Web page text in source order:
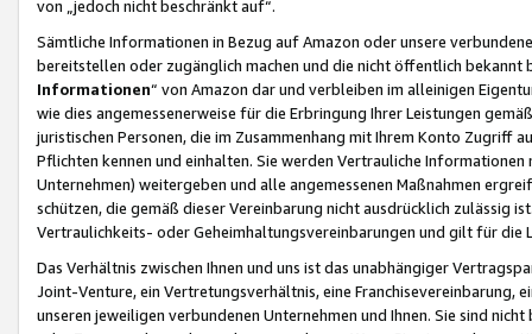
von „jedoch nicht beschränkt auf“.
Sämtliche Informationen in Bezug auf Amazon oder unsere
bereitstellen oder zugänglich machen und die nicht öffentlich
Informationen“ von Amazon dar und verbleiben im alleinigen
wie dies angemessenerweise für die Erbringung Ihrer Leistungen
juristischen Personen, die im Zusammenhang mit Ihrem Konto
Pflichten kennen und einhalten. Sie werden Vertrauliche
Unternehmen) weitergeben und alle angemessenen Maßnahmen
schützen, die gemäß dieser Vereinbarung nicht ausdrücklich zulässig
Vertraulichkeits- oder Geheimhaltungsvereinbarungen und gilt für die
Das Verhältnis zwischen Ihnen und uns ist das unabhängiger
Joint-Venture, ein Vertretungsverhältnis, eine Franchisevereinbarung,
unseren jeweiligen verbundenen Unternehmen und Ihnen. Sie sind